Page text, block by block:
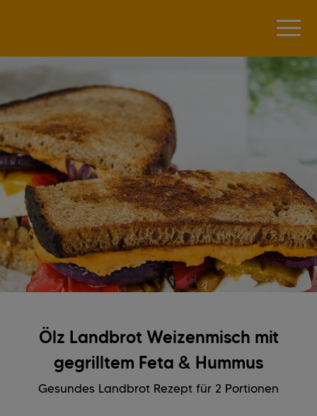
Ölz Landbrot Weizenmisch mit
gegrilltem Feta & Hummus
Gesundes Landbrot Rezept für 2 Portionen